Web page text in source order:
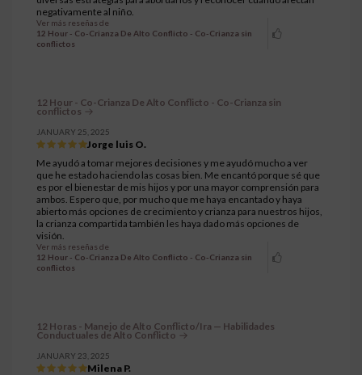
negativamente al niño.
Ver más reseñas de
12 Hour - Co-Crianza De Alto Conflicto - Co-Crianza sin
conflictos
12 Hour - Co-Crianza De Alto Conflicto - Co-Crianza sin
conflictos
JANUARY 25, 2025
Jorge luis O.
Me ayudó a tomar mejores decisiones y me ayudó mucho a ver
que he estado haciendo las cosas bien. Me encantó porque sé que
es por el bienestar de mis hijos y por una mayor comprensión para
ambos. Espero que, por mucho que me haya encantado y haya
abierto más opciones de crecimiento y crianza para nuestros hijos,
la crianza compartida también les haya dado más opciones de
visión.
Ver más reseñas de
12 Hour - Co-Crianza De Alto Conflicto - Co-Crianza sin
conflictos
12 Horas - Manejo de Alto Conflicto/Ira — Habilidades
Conductuales de Alto Conflicto
JANUARY 23, 2025
Milena P.